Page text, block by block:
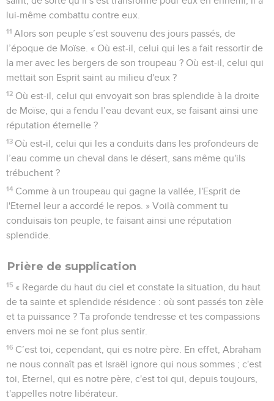
lui-même combattu contre eux.
11 Alors son peuple s’est souvenu des jours passés, de
l’époque de Moïse. « Où est-il, celui qui les a fait ressortir de
la mer avec les bergers de son troupeau ? Où est-il, celui qui
mettait son Esprit saint au milieu d'eux ?
12 Où est-il, celui qui envoyait son bras splendide à la droite
de Moïse, qui a fendu l’eau devant eux, se faisant ainsi une
réputation éternelle ?
13 Où est-il, celui qui les a conduits dans les profondeurs de
l’eau comme un cheval dans le désert, sans même qu'ils
trébuchent ?
14 Comme à un troupeau qui gagne la vallée, l'Esprit de
l'Eternel leur a accordé le repos. » Voilà comment tu
conduisais ton peuple, te faisant ainsi une réputation
splendide.
Prière de supplication
15 « Regarde du haut du ciel et constate la situation, du haut
de ta sainte et splendide résidence : où sont passés ton zèle
et ta puissance ? Ta profonde tendresse et tes compassions
envers moi ne se font plus sentir.
16 C’est toi, cependant, qui es notre père. En effet, Abraham
ne nous connaît pas et Israël ignore qui nous sommes ; c'est
toi, Eternel, qui es notre père, c'est toi qui, depuis toujours,
t'appelles notre libérateur.